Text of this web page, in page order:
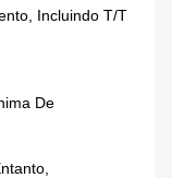
Incluindo T/T
De